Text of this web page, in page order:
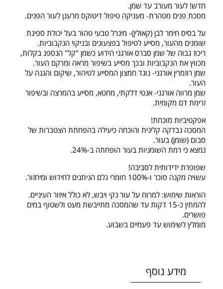
חדש! לעור מעורב עד שמן.
מסכת פנים מטהרת- מעניקה טיפול דיטוקס מרענן לעור הפנים.
על בסיס חימר לבן (קאולין)- מינרל טבעי טהור בעל יכולת ספיגת
שומנים מהעור, מסייע לטיפול בפצעונים ובניקוי הנקבוביות.
ריכוז גבוה של שמן סברס אורגני הידוע כשמן "קל" הנספג בקלות,
מכווץ את הנקבוביות ובכך מסייע בשיפור מראה ומרקם העור.
שמן רוזמרין אורגני- נוגד חמצון המסייע לטיהור, שיקום והגנה על
העור.
שמן מרווה אורגני- אנטי דלקתי, מחטא, מסייע בהמרצה ובשיפור
זרימת דם מקומית.
אפקטיביות מוכחת!
המסכה נבדקה קלינית והוכחה כיעילה בהפחתת הצטברות של
סבום (שומן) בעור.
נמצא כי רמת השומניות בעור הופחתה ב-24%.
שפופרת ידידותית לסביבה!
עשויה מקנה סוכר ו-100% חומרי גלם הניתנים לחידוש ומיחזור.
הוראות שימוש: למרוח על עור נקי ויבש, לא כולל איזור העיניים.
להמתין כ-15 דקות עד שהמסכה מתייבשת מעט ולשטוף במים
פושרים.
מומלץ לשימוש עד פעמיים בשבוע.
מידע נוסף